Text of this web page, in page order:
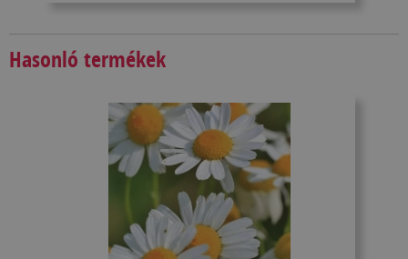
Hasonló termékek